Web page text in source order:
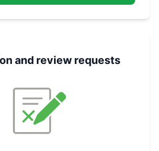
and review requests